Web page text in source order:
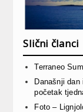
Slični članci
Terraneo
Današnji
početak
Foto –